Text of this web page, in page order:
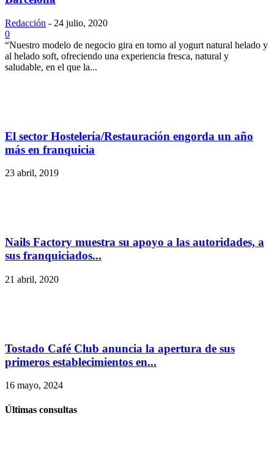
Redacción - 24 julio, 2020
0
“Nuestro modelo de negocio gira en torno al yogurt natural helado y
al helado soft, ofreciendo una experiencia fresca, natural y
saludable, en el que la...
El sector Hostelería/Restauración engorda un año
más en franquicia
23 abril, 2019
Nails Factory muestra su apoyo a las autoridades, a
sus franquiciados...
21 abril, 2020
Tostado Café Club anuncia la apertura de sus
primeros establecimientos en...
16 mayo, 2024
Últimas consultas